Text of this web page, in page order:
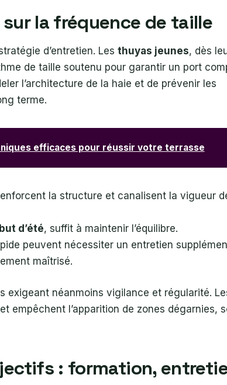
la fréquence de taille
d’entretien. Les thuyas jeunes, dès
de taille soutenu pour garantir un port
l’architecture de la haie et de prévenir les
terme.
efficaces pour réussir votre terrasse
la structure et canalisent la vigueur
d’été, suffit à maintenir l’équilibre.
peuvent nécessiter un entretien
maîtrisé.
exigeant néanmoins vigilance et régularité.
empêchent l’apparition de zones dégarnies,
: formation,